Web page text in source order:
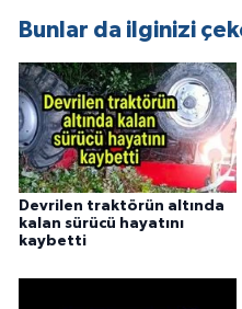
Bunlar da ilginizi
Devrilen traktörün altında
kalan sürücü hayatını
kaybetti